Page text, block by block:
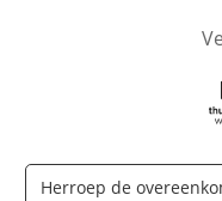
Herroep de